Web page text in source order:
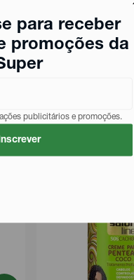
para receber
promoções da
publicitários e promoções.
Inscrever